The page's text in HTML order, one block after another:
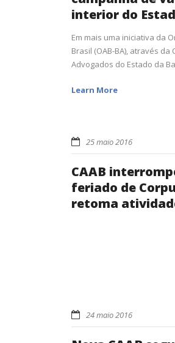
interior do
Em mais uma iniciativa da
Brasil (OAB-BA), através
Advogados do Estado da
Learn More
25 maio 2016
CAAB
feriado de
retoma
24 maio 2016